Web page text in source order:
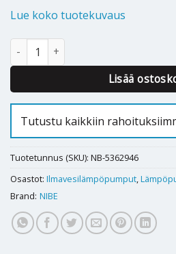
Lue koko tuotekuvaus
Ilmavesilämpöpumppu Nibe Split
Lisää
Alternative:
Tutustu kaikkiin
Tuotetunnus (SKU): NB-5362946
Osastot: Ilmavesilämpöpumput,
Brand: NIBE